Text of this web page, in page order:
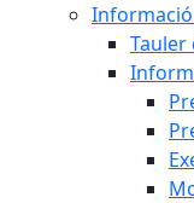
Tauler